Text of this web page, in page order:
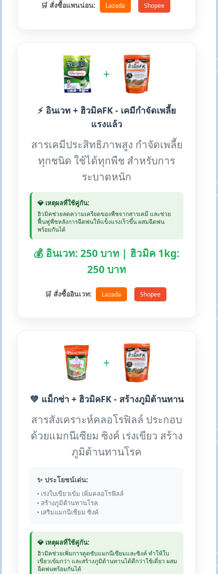
🛒 สั่งซื้อแพนน่อน: Lazada Shopee
+
⚡ อินเวท + ฮิวมิคFK - เคมีกำจัดเพลี้ย
แรงแล้ว
สารเคมีประสิทธิภาพสูง กำจัดเพลี้ย
ทุกชนิด ใช้ได้ทุกพืช สำหรับการ
ระบาดหนัก
💎 เหตุผลที่ใช้คู่กัน:
ฮิวมิคช่วยลดความเครียดของพืชจากสารเคมี และช่วย
ฟื้นฟูพืชหลังการฉีดพ่นให้แข็งแรงเร็วขึ้น ผสมฉีดพ่น
พร้อมกันได้
💰 อินเวท: 250 บาท | ฮิวมิค 1kg:
250 บาท
🛒 สั่งซื้ออินเวท: Lazada Shopee
+
💚 แม็กซ่า + ฮิวมิคFK - สร้างภูมิต้านทาน
สารสังเคราะห์คลอโรฟิลล์ ประกอบ
ด้วยแมกนีเซียม ซิงค์ เร่งเขียว สร้าง
ภูมิต้านทานโรค
✨ ประโยชน์เด่น:
• เร่งใบเขียวเข้ม เพิ่มคลอโรฟิลล์
• สร้างภูมิต้านทานโรค
• เสริมแมกนีเซียม ซิงค์
💎 เหตุผลที่ใช้คู่กัน:
ฮิวมิคช่วยเพิ่มการดูดซับแมกนีเซียมและซิงค์ ทำให้ใบ
เขียวเข้มกว่า และสร้างภูมิต้านทานได้ดีกว่าใช้เดี่ยว ผสม
ฉีดพ่นพร้อมกันได้